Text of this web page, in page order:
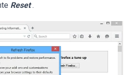
Reset .